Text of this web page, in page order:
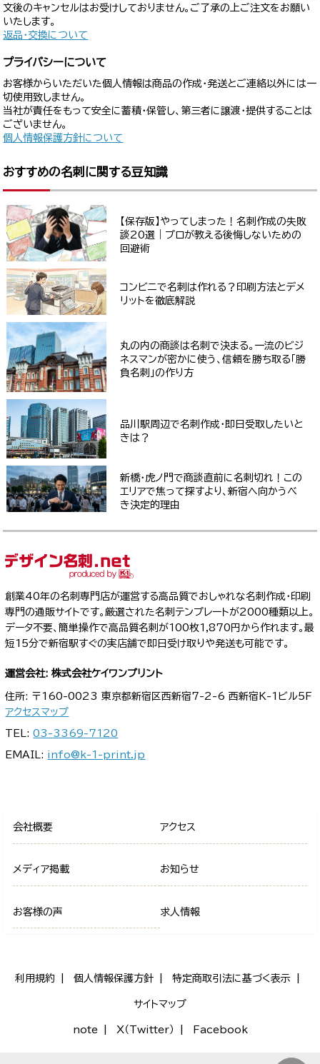
文後のキャンセルはお受けしておりません。ご了承の上ご注文をお願い
いたします。
返品・交換について
プライバシーについて
お客様からいただいた個人情報は商品の作成・発送とご連絡以外には一
切使用致しません。
当社が責任をもって安全に蓄積・保管し、第三者に譲渡・提供することは
ございません。
個人情報保護方針について
おすすめの名刺に関する豆知識
【保存版】やってしまった！名刺作成の失敗
談20選｜プロが教える後悔しないための
回避術
コンビニで名刺は作れる？印刷方法とデメ
リットを徹底解説
丸の内の商談は名刺で決まる。一流のビジ
ネスマンが密かに使う、信頼を勝ち取る「勝
負名刺」の作り方
品川駅周辺で名刺作成・即日受取したいと
きは？
新橋・虎ノ門で商談直前に名刺切れ！この
エリアで焦って探すより、新宿へ向かうべ
き決定的理由
創業40年の名刺専門店が運営する高品質でおしゃれな名刺作成・印刷
専門の通販サイトです。厳選された名刺テンプレートが2000種類以上。
データ不要、簡単操作で高品質名刺が100枚1,870円から作れます。最
短15分で新宿駅すぐの実店舗で即日受け取りや発送も可能です。
運営会社: 株式会社ケイワンプリント
住所: 〒160-0023 東京都新宿区西新宿7-2-6 西新宿K-1ビル5F
アクセスマップ
TEL:03-3369-7120
EMAIL: info@k-1-print.jp
会社概要 アクセス
メディア掲載 お知らせ
お客様の声 求人情報
利用規約 個人情報保護方針 特定商取引法に基づく表示
サイトマップ
note X（Twitter） Facebook